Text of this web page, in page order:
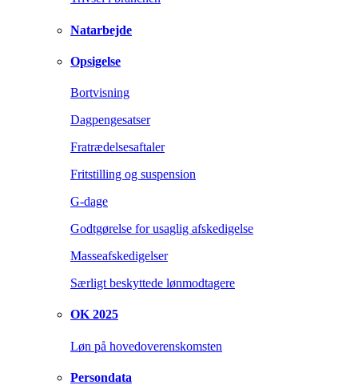
Natarbejde
Opsigelse
Bortvisning
Dagpengesatser
Fratrædelsesaftaler
Fritstilling og suspension
G-dage
Godtgørelse for usaglig afskedigelse
Masseafskedigelser
Særligt beskyttede lønmodtagere
OK 2025
Løn på hovedoverenskomsten
Persondata